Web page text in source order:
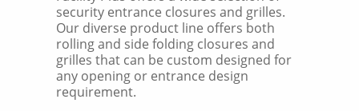
security entrance closures and grilles.
Our diverse product line offers both
rolling and side folding closures and
grilles that can be custom designed for
any opening or entrance design
requirement.